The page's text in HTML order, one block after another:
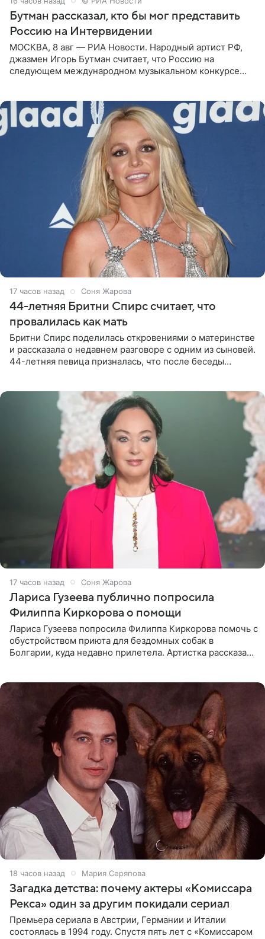
Бутман рассказал, кто бы мог представить
Россию на Интервидении
МОСКВА, 8 авг — РИА Новости. Народный артист РФ,
джазмен Игорь Бутман считает, что Россию на
следующем международном музыкальном конкурсе
17 часов назад Соня Жарова
44-летняя Бритни Спирс считает, что
провалилась как мать
Бритни Спирс поделилась откровениями о материнстве
и рассказала о недавнем разговоре с одним из сыновей.
44-летняя певица призналась, что после беседы
17 часов назад Соня Жарова
Лариса Гузеева публично попросила
Филиппа Киркорова о помощи
Лариса Гузеева попросила Филиппа Киркорова помочь с
обустройством приюта для бездомных собак в
Болгарии, куда недавно прилетела. Артистка рассказала
18 часов назад Мария Серяпова
Загадка детства: почему актеры «Комиссара
Рекса» один за другим покидали сериал
Премьера сериала в Австрии, Германии и Италии
состоялась в 1994 году. Спустя пять лет с «Комиссаром